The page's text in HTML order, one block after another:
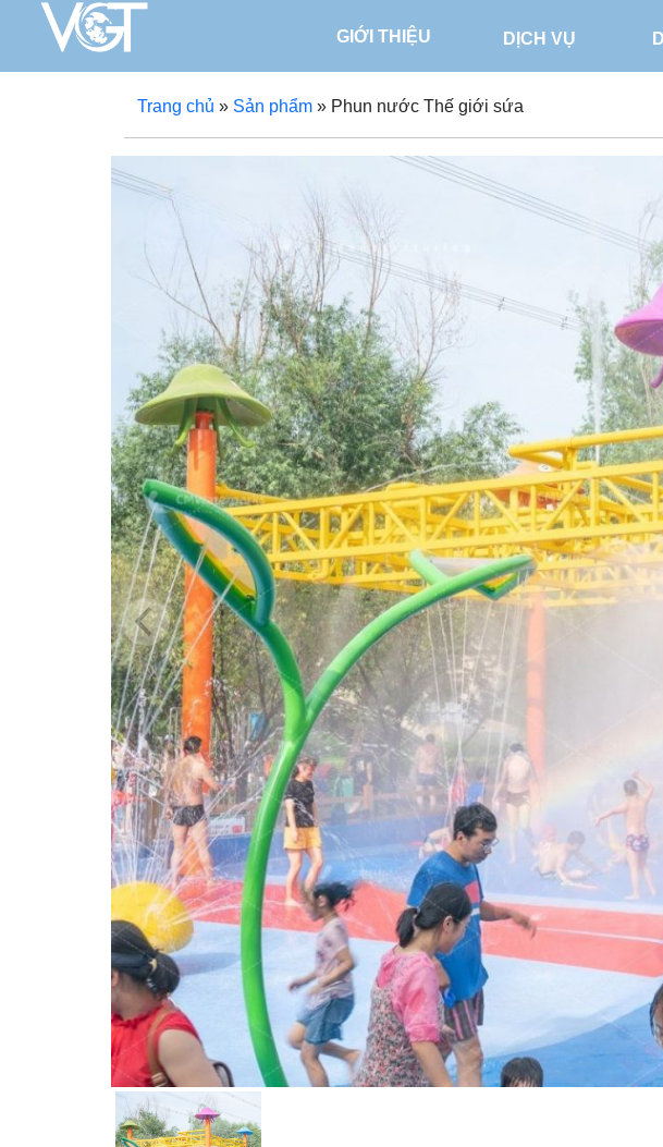
GIỚI THIỆU DỊCH VỤ
Trang chủ » Sản phẩm » Phun nước Thế giới sứa